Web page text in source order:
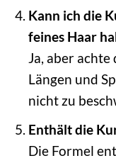
Kann ich die
feines Haar
Ja, aber
Längen und
nicht zu
Enthält die
Die Formel